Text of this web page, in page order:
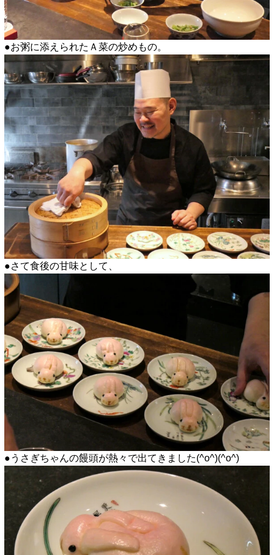
●お粥に添えられたＡ菜の炒めもの。
●さて食後の甘味として、
●うさぎちゃんの饅頭が熱々で出てきました(^o^)(^o^)